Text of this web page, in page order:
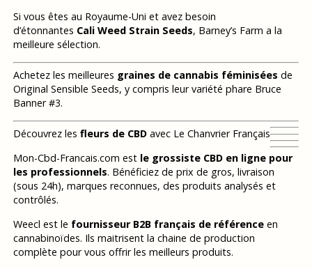
Si vous êtes au Royaume-Uni et avez besoin
d’étonnantes Cali Weed Strain Seeds, Barney’s Farm a la
meilleure sélection.
Achetez les meilleures graines de cannabis féminisées de
Original Sensible Seeds, y compris leur variété phare Bruce
Banner #3.
Découvrez les fleurs de CBDavec Le Chanvrier Français
Mon-Cbd-Francais.com est le grossiste CBD en ligne pour
les professionnels. Bénéficiez de prix de gros, livraison
(sous 24h), marques reconnues, des produits analysés et
contrôlés.
Weecl est le fournisseur B2B français de référenceen
cannabinoïdes. Ils maitrisent la chaine de production
complète pour vous offrir les meilleurs produits.